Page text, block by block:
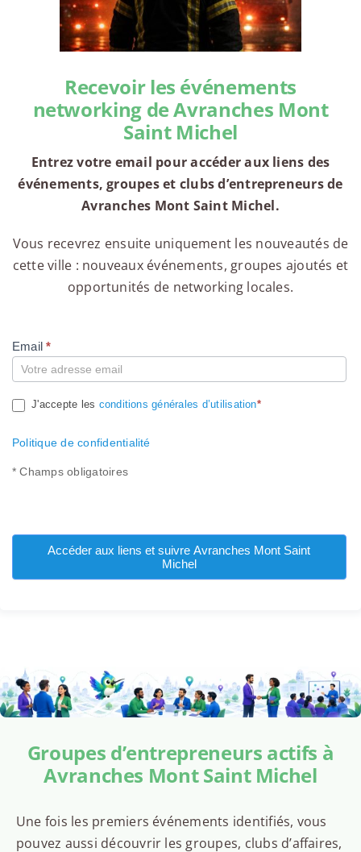
Recevoir les événements
networking de Avranches Mont
Saint Michel
Entrez votre email pour accéder aux liens des
événements, groupes et clubs d’entrepreneurs de
Avranches Mont Saint Michel.
Vous recevrez ensuite uniquement les nouveautés de
cette ville : nouveaux événements, groupes ajoutés et
opportunités de networking locales.
Compte
Email*
J'accepte les conditions générales d’utilisation*
Politique de confidentialité
* Champs obligatoires
Accéder aux liens et suivre Avranches Mont Saint
Michel
Groupes d’entrepreneurs actifs à
Avranches Mont Saint Michel
Une fois les premiers événements identifiés, vous
pouvez aussi découvrir les groupes, clubs d’affaires,